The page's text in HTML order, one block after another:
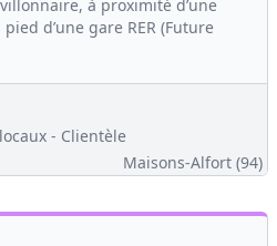
à proximité d’une
d’une gare RER (Future
- Clientèle
Maisons-Alfort (94)